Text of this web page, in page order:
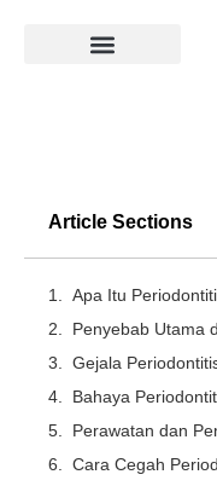
Article Sections
Apa Itu
Penyebab Utama
Gejala
Bahaya
Perawatan dan
Cara Cegah